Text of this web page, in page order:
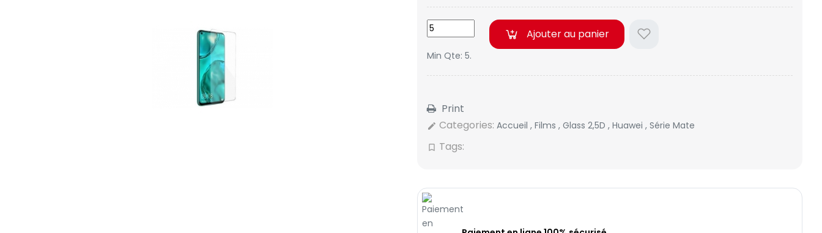
Ajouter au panier
Min Qte: 5.
Print
edit Categories: Accueil , Films , Glass 2,5D , Huawei , Série Mate
bookmark_border Tags: